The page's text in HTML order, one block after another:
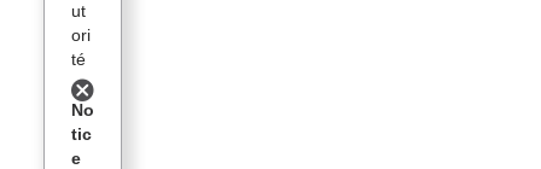
ut
ori
té
No
tic
e